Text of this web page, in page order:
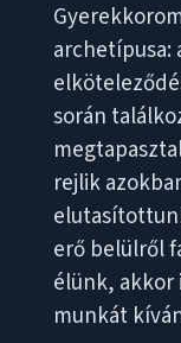
archetípusa:
során
rejlik
erő belülről
élünk, akkor
munkát